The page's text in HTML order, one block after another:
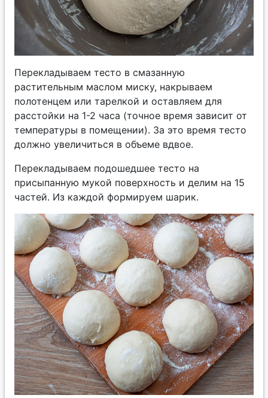
Перекладываем тесто в смазанную
растительным маслом миску, накрываем
полотенцем или тарелкой и оставляем для
расстойки на 1-2 часа (точное время зависит от
температуры в помещении). За это время тесто
должно увеличиться в объеме вдвое.
Перекладываем подошедшее тесто на
присыпанную мукой поверхность и делим на 15
частей. Из каждой формируем шарик.